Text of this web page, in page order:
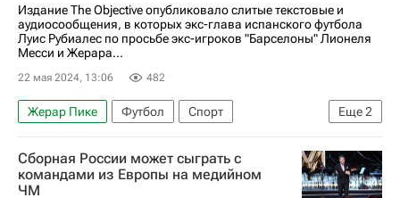
Издание The Objective опубликовало слитые текстовые и
аудиосообщения, в которых экс-глава испанского футбола
Луис Рубиалес по просьбе экс-игроков "Барселоны" Лионеля
Месси и Жерара...
22 мая 2024, 13:06 482
Еще2
Жерар Пике Футбол
Спорт
Лионель Месси
Барселона
Сборная России может сыграть с
командами из Европы на медийном
ЧМ